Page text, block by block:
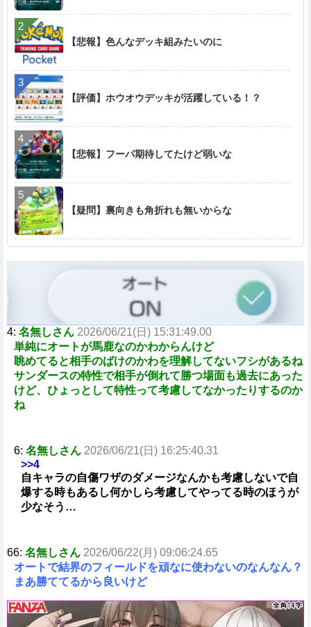
【悲報】色んなデッキ組みたいのに
【評価】ホウオウデッキが活躍している！？
【悲報】フーパ期待してたけど弱いな
【疑問】裏向きも角折れも無いからな
4: 名無しさん 2026/06/21(日) 15:31:49.00
単純にオートが馬鹿なのかわからんけど
眺めてると相手のばけのかわを理解してないフシがあるね
サンダースの特性で相手が倒れて勝つ場面も過去にあった
けど、ひょっとして特性って考慮してなかったりするのか
ね
6: 名無しさん 2026/06/21(日) 16:25:40.31
>>4
自キャラの自傷ワザのダメージなんかも考慮しないで自
爆する時もあるし何かしら考慮してやってる時のほうが
少なそう…
66: 名無しさん 2026/06/22(月) 09:06:24.65
オートで結界のフィールドを頑なに使わないのなんなん？
まあ勝ててるから良いけど